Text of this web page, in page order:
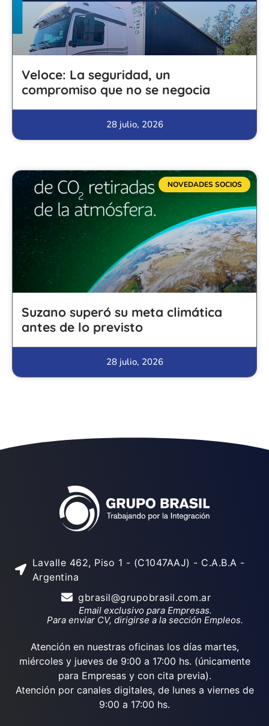
Veloce: La seguridad, un
compromiso que no se negocia
28 julio, 2026
NOVEDADES SOCIOS
Suzano superó su meta climática
antes de lo previsto
28 julio, 2026
Lavalle 462, Piso 1 - (C1047AAJ) - C.A.B.A -
Argentina
gbrasil@grupobrasil.com.ar
Email exclusivo para Empresas.
Para enviar CV, dirigirse a la sección Empleos.
Atención en nuestras oficinas los días martes,
miércoles y jueves de 9:00 a 17:00 hs. (únicamente
para Empresas y con cita previa).
Atención por canales digitales, de lunes a viernes de
9:00 a 17:00 hs.